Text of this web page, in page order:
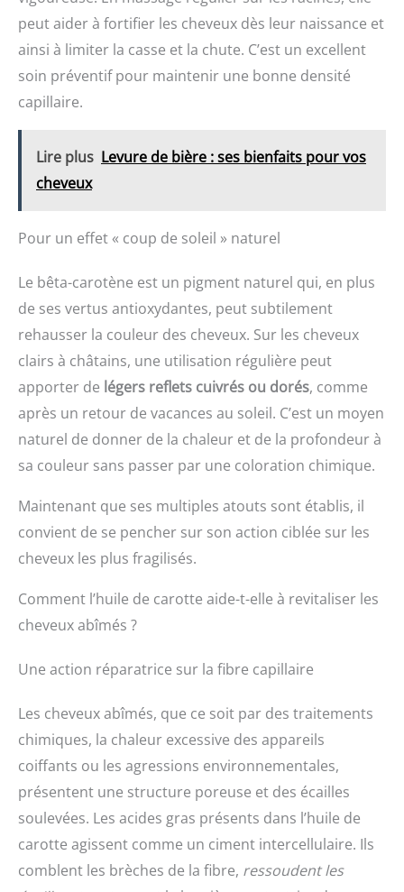
peut aider à fortifier les cheveux dès leur naissance et
ainsi à limiter la casse et la chute. C’est un excellent
soin préventif pour maintenir une bonne densité
capillaire.
Lire plus Levure de bière : ses bienfaits pour vos
cheveux
Pour un effet « coup de soleil » naturel
Le bêta-carotène est un pigment naturel qui, en plus
de ses vertus antioxydantes, peut subtilement
rehausser la couleur des cheveux. Sur les cheveux
clairs à châtains, une utilisation régulière peut
apporter de légers reflets cuivrés ou dorés, comme
après un retour de vacances au soleil. C’est un moyen
naturel de donner de la chaleur et de la profondeur à
sa couleur sans passer par une coloration chimique.
Maintenant que ses multiples atouts sont établis, il
convient de se pencher sur son action ciblée sur les
cheveux les plus fragilisés.
Comment l’huile de carotte aide-t-elle à revitaliser les
cheveux abîmés ?
Une action réparatrice sur la fibre capillaire
Les cheveux abîmés, que ce soit par des traitements
chimiques, la chaleur excessive des appareils
coiffants ou les agressions environnementales,
présentent une structure poreuse et des écailles
soulevées. Les acides gras présents dans l’huile de
carotte agissent comme un ciment intercellulaire. Ils
comblent les brèches de la fibre, ressoudent les